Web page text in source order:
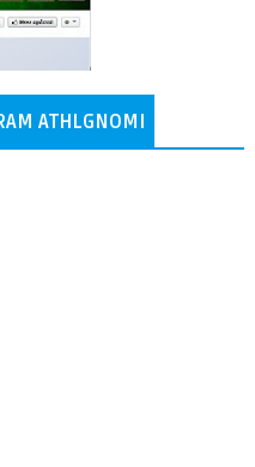
ATHLGNOMI